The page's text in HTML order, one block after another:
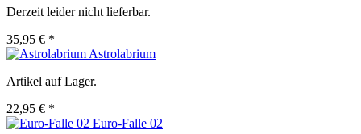
Derzeit leider nicht lieferbar.
35,95 € *
Astrolabrium
Artikel auf Lager.
22,95 € *
Euro-Falle 02